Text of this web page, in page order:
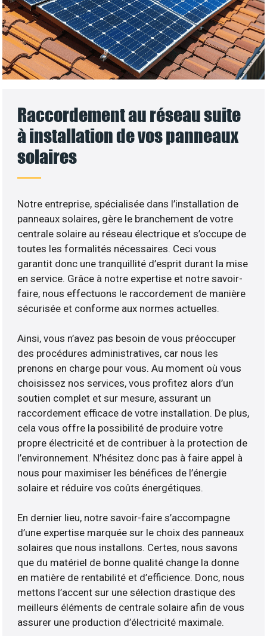
Raccordement au réseau suite
à installation de vos panneaux
solaires
Notre entreprise, spécialisée dans l’installation de
panneaux solaires, gère le branchement de votre
centrale solaire au réseau électrique et s’occupe de
toutes les formalités nécessaires. Ceci vous
garantit donc une tranquillité d’esprit durant la mise
en service. Grâce à notre expertise et notre savoir-
faire, nous effectuons le raccordement de manière
sécurisée et conforme aux normes actuelles.
Ainsi, vous n’avez pas besoin de vous préoccuper
des procédures administratives, car nous les
prenons en charge pour vous. Au moment où vous
choisissez nos services, vous profitez alors d’un
soutien complet et sur mesure, assurant un
raccordement efficace de votre installation. De plus,
cela vous offre la possibilité de produire votre
propre électricité et de contribuer à la protection de
l’environnement. N’hésitez donc pas à faire appel à
nous pour maximiser les bénéfices de l’énergie
solaire et réduire vos coûts énergétiques.
En dernier lieu, notre savoir-faire s’accompagne
d’une expertise marquée sur le choix des panneaux
solaires que nous installons. Certes, nous savons
que du matériel de bonne qualité change la donne
en matière de rentabilité et d’efficience. Donc, nous
mettons l’accent sur une sélection drastique des
meilleurs éléments de centrale solaire afin de vous
assurer une production d’électricité maximale.